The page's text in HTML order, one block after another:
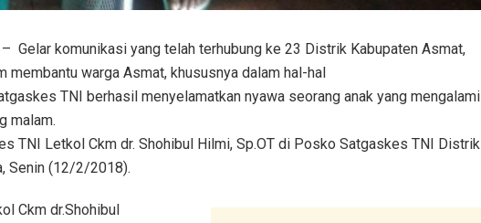
Gelar komunikasi yang telah terhubung ke 23 Distrik Kabupaten Asmat,
membantu warga Asmat, khususnya dalam hal-hal
TNI berhasil menyelamatkan nyawa seorang anak yang mengalami
malam.
TNI Letkol Ckm dr. Shohibul Hilmi, Sp.OT di Posko Satgaskes TNI Distrik
Senin (12/2/2018).
Ckm dr.Shohibul